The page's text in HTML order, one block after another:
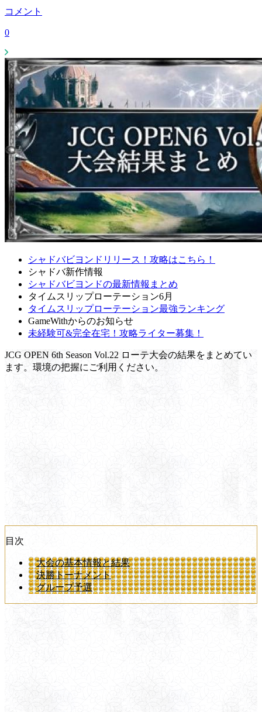
コメント
0
シャドバビヨンドリリース！攻略はこちら！
シャドバ新作情報
シャドバビヨンドの最新情報まとめ
タイムスリップローテーション6月
タイムスリップローテーション最強ランキング
GameWithからのお知らせ
未経験可&完全在宅！攻略ライター募集！
JCG OPEN 6th Season Vol.22 ローテ大会の結果をまとめてい
ます。環境の把握にご利用ください。
目次
大会の基本情報と結果
決勝トーナメント
グループ予選